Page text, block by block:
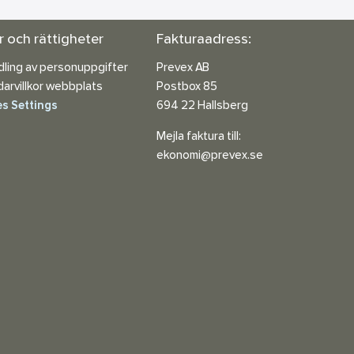
och rättigheter
av personuppgifter
webbplats
Settings
Fakturaadress:
Prevex AB
Postbox 85
694 22 Hallsberg
Mejla faktura till:
ekonomi@prevex.se